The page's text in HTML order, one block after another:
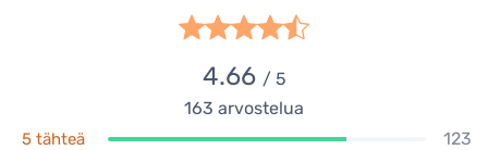
4.66 / 5
163 arvostelua
5 tähteä 123